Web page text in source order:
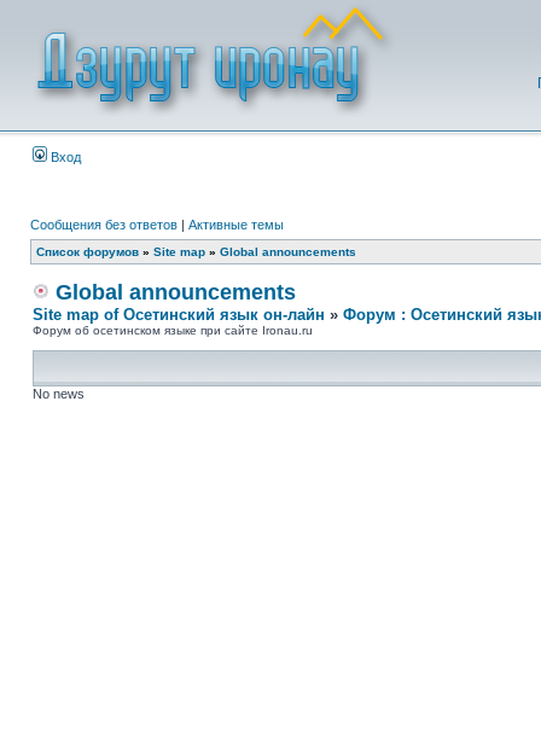
Вход
Сообщения без ответов | Активные темы
Список форумов » Site map » Global announcements
Global announcements
Site map of Осетинский язык он-лайн » Форум : Осетинский
Форум об осетинском языке при сайте Ironau.ru
No news